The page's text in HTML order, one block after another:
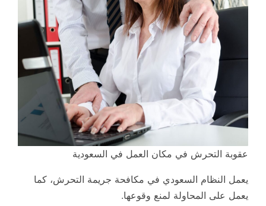
عقوبة التحرش في مكان العمل في السعودية
يعمل النظام السعودي في مكافحة جريمة التحرش، كما
يعمل على المحاولة لمنع وقوعها.